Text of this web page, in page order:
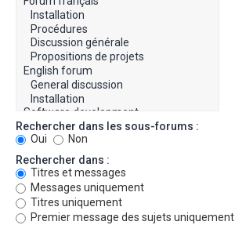
Rechercher dans les sous-forums :
Oui
Non
Rechercher dans :
Titres et messages
Messages uniquement
Titres uniquement
Premier message des sujets uniquement